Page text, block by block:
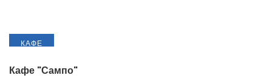
КАФЕ
Кафе "Сампо"